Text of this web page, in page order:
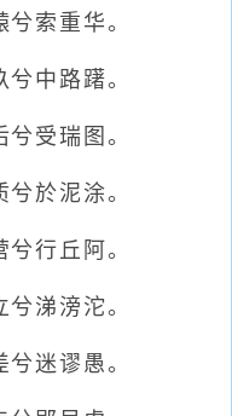
索重华。
中路躇。
受瑞图。
於泥涂。
行丘阿。
涕滂沱。
迷谬愚。